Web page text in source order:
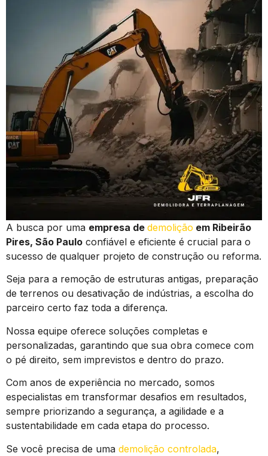
A busca por uma empresa de demolição em Ribeirão
Pires, São Paulo confiável e eficiente é crucial para o
sucesso de qualquer projeto de construção ou reforma.
Seja para a remoção de estruturas antigas, preparação
de terrenos ou desativação de indústrias, a escolha do
parceiro certo faz toda a diferença.
Nossa equipe oferece soluções completas e
personalizadas, garantindo que sua obra comece com
o pé direito, sem imprevistos e dentro do prazo.
Com anos de experiência no mercado, somos
especialistas em transformar desafios em resultados,
sempre priorizando a segurança, a agilidade e a
sustentabilidade em cada etapa do processo.
Se você precisa de uma demolição controlada,